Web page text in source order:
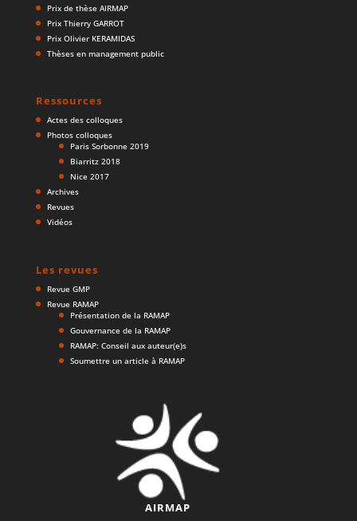
Prix de thèse AIRMAP
Prix Thierry GARROT
Prix Olivier KERAMIDAS
Thèses en management public
Ressources
Actes des colloques
Photos colloques
Paris Sorbonne 2019
Biarritz 2018
Nice 2017
Archives
Revues
Vidéos
Les revues
Revue GMP
Revue RAMAP
Présentation de la RAMAP
Gouvernance de la RAMAP
RAMAP: Conseil aux auteur(e)s
Soumettre un article à RAMAP
AIRMAP